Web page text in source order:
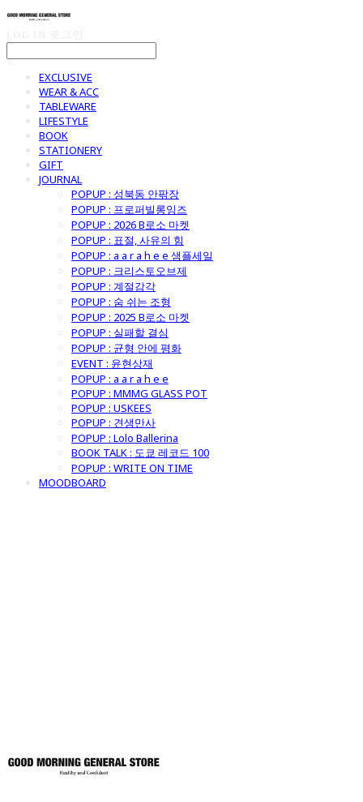
EXCLUSIVE
WEAR & ACC
TABLEWARE
LIFESTYLE
BOOK
STATIONERY
GIFT
JOURNAL
POPUP : 성북동 안팎장
POPUP : 프로퍼빌롱잉즈
POPUP : 2026 B로소 마켓
POPUP : 표절, 사유의 힘
POPUP : a a r a h e e 샘플세일
POPUP : 크리스토오브제
POPUP : 계절감각
POPUP : 숨 쉬는 조형
POPUP : 2025 B로소 마켓
POPUP : 실패할 결심
POPUP : 균형 안에 평화
EVENT : 윤현상재
POPUP : a a r a h e e
POPUP : MMMG GLASS POT
POPUP : USKEES
POPUP : 견생만사
POPUP : Lolo Ballerina
BOOK TALK : 도쿄 레코드 100
POPUP : WRITE ON TIME
MOODBOARD